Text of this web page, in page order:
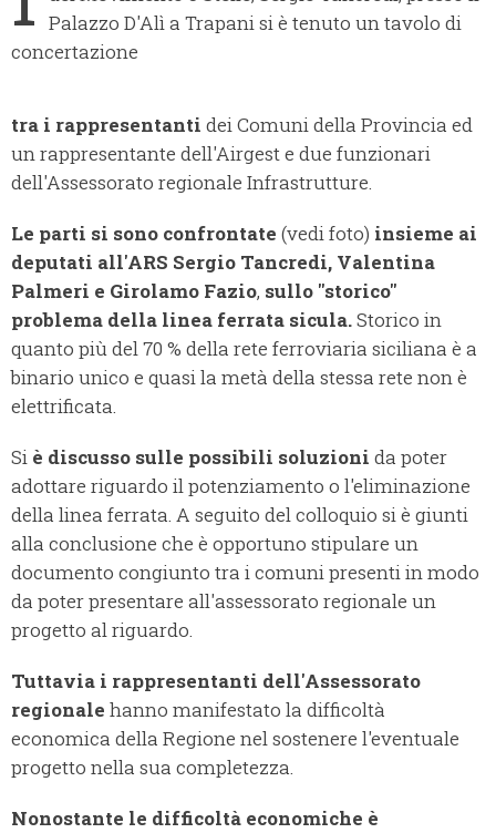
Palazzo D'Alì a Trapani si è tenuto un tavolo di
concertazione
tra i rappresentanti dei Comuni della Provincia ed
un rappresentante dell'Airgest e due funzionari
dell'Assessorato regionale Infrastrutture.
Le parti si sono confrontate (vedi foto) insieme ai
deputati all'ARS Sergio Tancredi, Valentina
Palmeri e Girolamo Fazio, sullo "storico"
problema della linea ferrata sicula.Storico in
quanto più del 70 % della rete ferroviaria siciliana è a
binario unico e quasi la metà della stessa rete non è
elettrificata.
Si è discusso sulle possibili soluzioni da poter
adottare riguardo il potenziamento o l'eliminazione
della linea ferrata. A seguito del colloquio si è giunti
alla conclusione che è opportuno stipulare un
documento congiunto tra i comuni presenti in modo
da poter presentare all'assessorato regionale un
progetto al riguardo.
Tuttavia i rappresentanti dell'Assessorato
regionale hanno manifestato la difficoltà
economica della Regione nel sostenere l'eventuale
progetto nella sua completezza.
Nonostante le difficoltà economiche è